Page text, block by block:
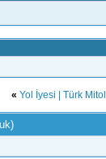
« Yol İyesi | Türk